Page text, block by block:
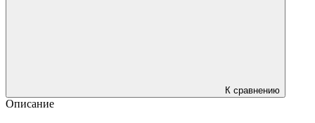
К сравнению
Описание